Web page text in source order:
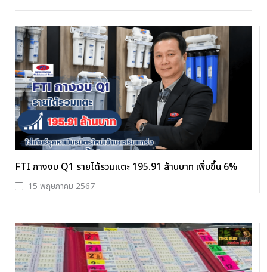
FTI กางงบ Q1 รายได้รวมแตะ 195.91 ล้านบาท เพิ่มขึ้น 6%
15 พฤษภาคม 2567